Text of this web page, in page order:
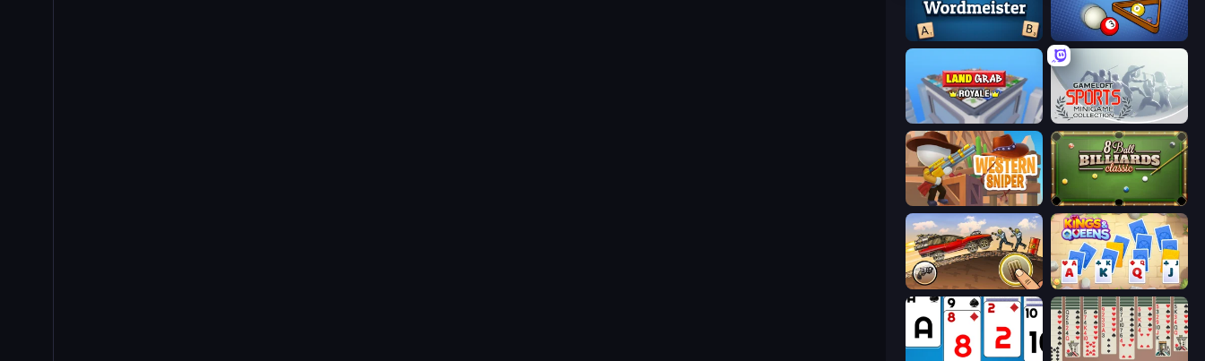
Wordmeister BilliardX
Landgrab Royale Gameloft Sports Minigame Collection
Western Sniper 8 Ball Billiards Classic
Earn to Die: Zombie Ride Kings and Queens Solitaire TriPeaks